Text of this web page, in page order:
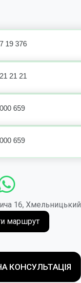
19 376
21 21
659
659
16, Хмельницький
маршрут
КОНСУЛЬТАЦІЯ